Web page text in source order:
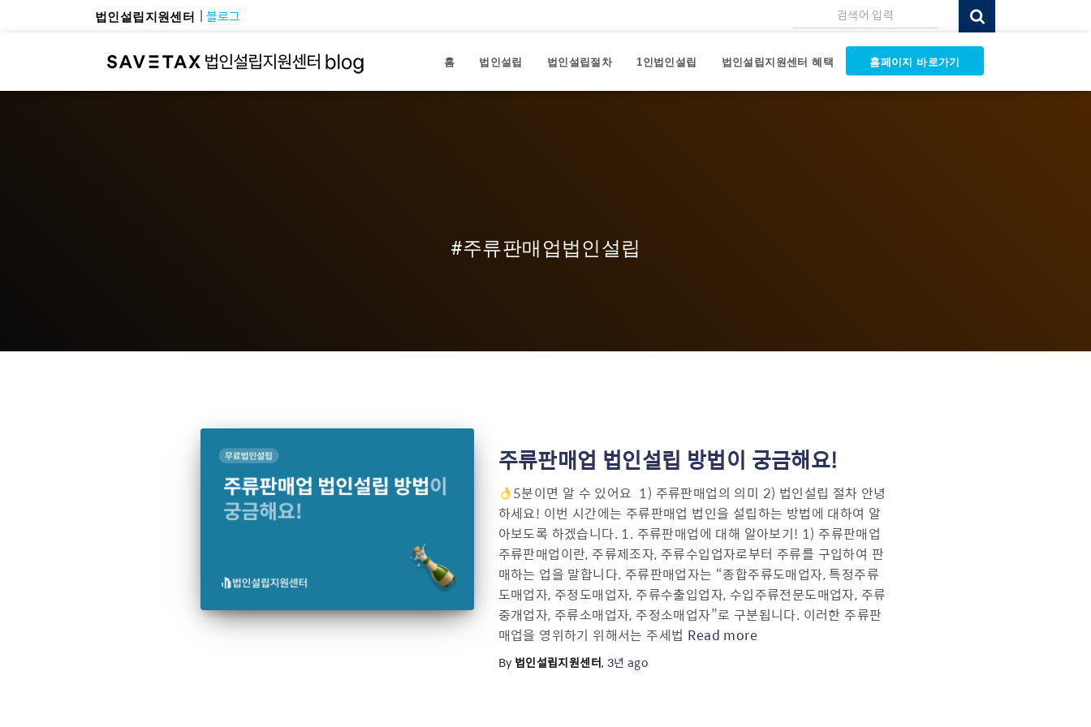
법인설립지원센터 블로그 검색어 입력
홈 법인설립 법인설립절차 1인법인설립 법인설립지원센터 혜택 홈페이지 바로가기
#주류판매업법인설립
주류판매업 법인설립 방법이 궁금해요!
5분이면 알 수 있어요 ​ 1) 주류판매업의 의미 2) 법인설립 절차 안녕
하세요! 이번 시간에는 주류판매업 법인을 설립하는 방법에 대하여 알
아보도록 하겠습니다. 1. 주류판매업에 대해 알아보기! 1) 주류판매업
주류판매업이란, 주류제조자, 주류수입업자로부터 주류를 구입하여 판
매하는 업을 말합니다. 주류판매업자는 “종합주류도매업자, 특정주류
도매업자, 주정도매업자, 주류수출입업자, 수입주류전문도매업자, 주류
중개업자, 주류소매업자, 주정소매업자”로 구분됩니다. 이러한 주류판
매업을 영위하기 위해서는 주세법 Read more
By 법인설립지원센터, 3년 ago